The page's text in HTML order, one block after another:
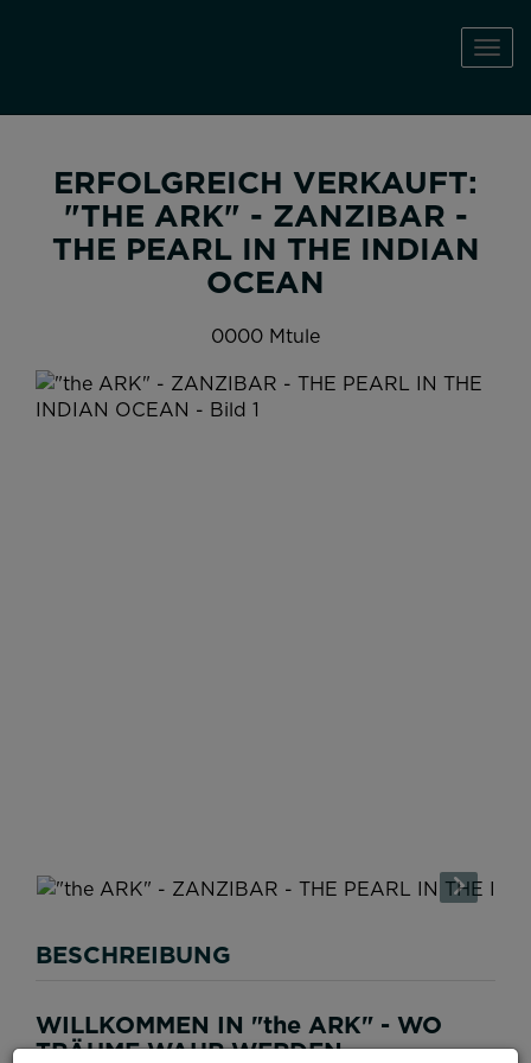
ERFOLGREICH VERKAUFT:
"THE ARK" - ZANZIBAR -
THE PEARL IN THE INDIAN
OCEAN
0000 Mtule
BESCHREIBUNG
WILLKOMMEN IN "the ARK" - WO
TRÄUME WAHR WERDEN